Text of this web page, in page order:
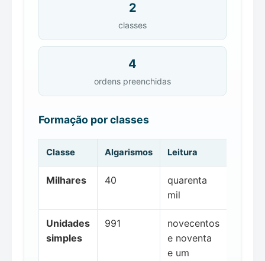
2
classes
4
ordens preenchidas
Formação por classes
Classe Algarismos Leitura
Milhares 40
quarenta
mil
Unidades
simples
991
novecentos
e noventa
e um